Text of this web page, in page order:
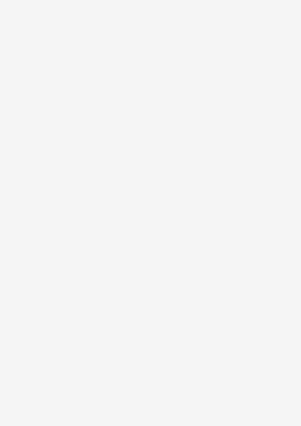
Ворог завдав комбінованого
двоє поранених. Ще десятеро
після атаки БПЛА по ринку на